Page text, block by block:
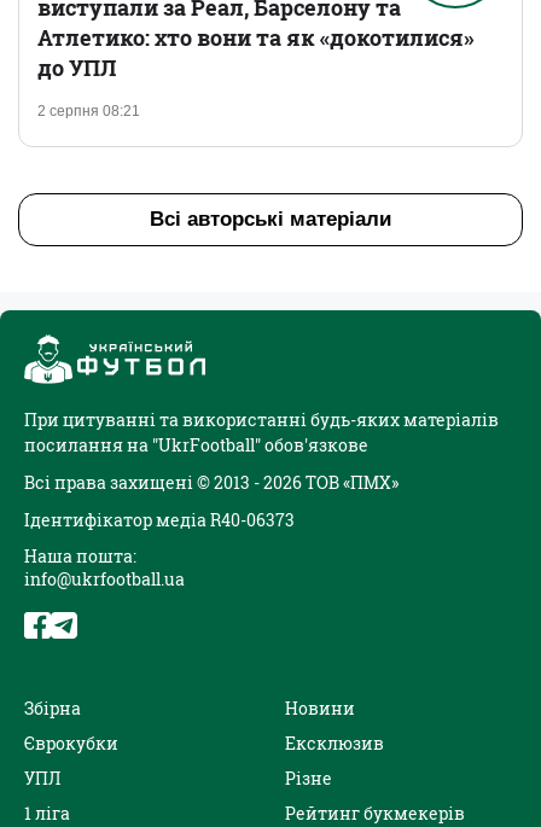
2 серпня 08:21
виступали за Реал, Барселону та
Атлетико: хто вони та як «докотилися»
до УПЛ
Всі авторські матеріали
При цитуванні та використанні будь-яких матеріалів
посилання на "UkrFootball" обов'язкове
Всі права захищені © 2013 - 2026 ТОВ «ПМХ»
Ідентифікатор медіа R40-06373
Наша пошта:
info@ukrfootball.ua
Збірна
Єврокубки
УПЛ
1 ліга
Новини
Ексклюзив
Різне
Рейтинг букмекерів